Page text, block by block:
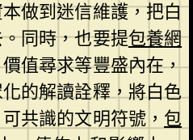
做到迷信維護，把白
同時，也要提包養網
值尋求等豐盛內在，
的解讀詮釋，將白色
共識的文明符號， 包